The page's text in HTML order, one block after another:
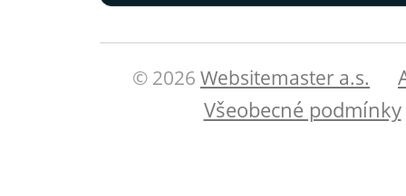
© 2026 Websitemaster a.s.
Všeobecné podmínky